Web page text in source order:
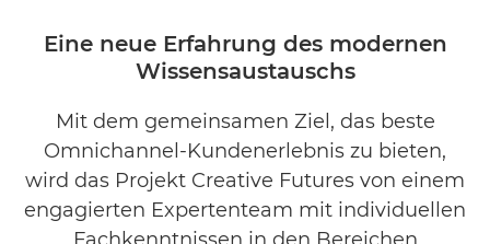
Eine neue Erfahrung des modernen
Wissensaustauschs
Mit dem gemeinsamen Ziel, das beste
Omnichannel-Kundenerlebnis zu bieten,
wird das Projekt Creative Futures von einem
engagierten Expertenteam mit individuellen